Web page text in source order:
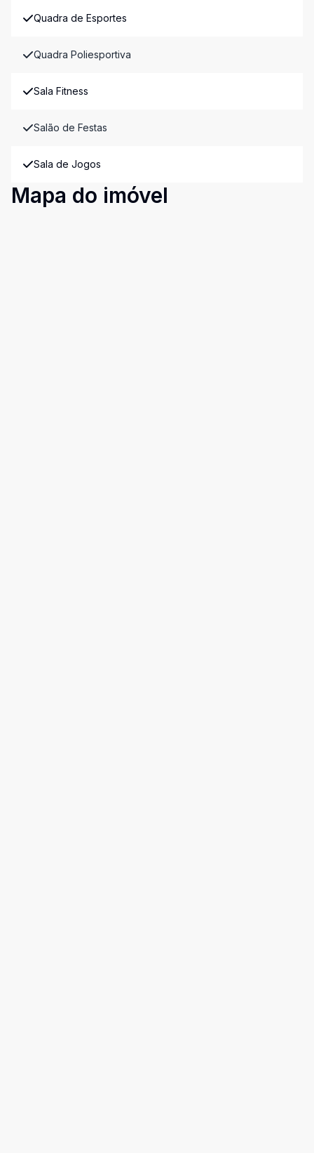
Quadra de Esportes
Quadra Poliesportiva
Sala Fitness
Salão de Festas
Sala de Jogos
Mapa do imóvel